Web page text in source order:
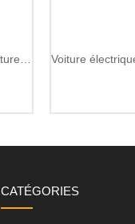
Mercedes-Benz X-Class 12V 4 moteurs voiture enfant MP4
CATÉGORIES